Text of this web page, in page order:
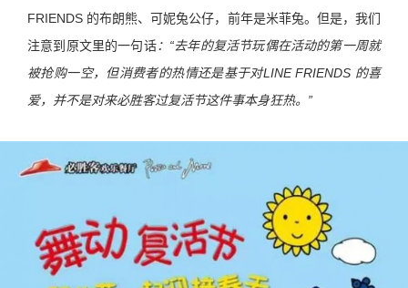
FRIENDS 的布朗熊、可妮兔公仔，前年是米菲兔。但是，我们
注意到原文里的一句话：“去年的复活节玩偶在活动的第一周就
被抢购一空，但消费者的热情还是基于对LINE FRIENDS 的喜
爱，并不是对来必胜客过复活节这件事本身狂热。”